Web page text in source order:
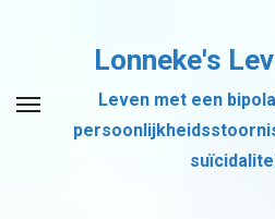
inhoud
Lonneke's
Leven met een